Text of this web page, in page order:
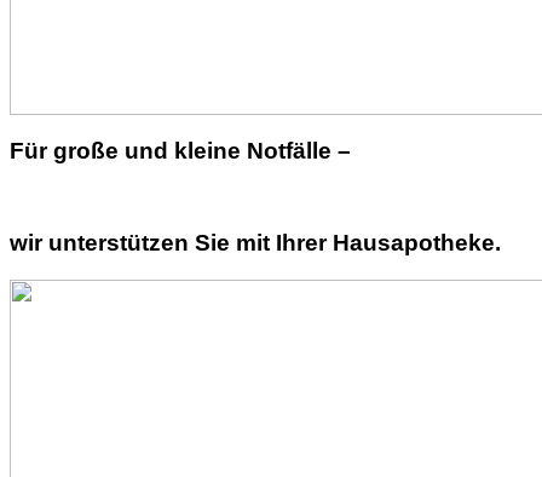
Für große und kleine Notfälle –
wir unterstützen Sie mit Ihrer Hausapotheke.